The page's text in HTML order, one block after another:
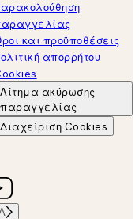
και προϋποθέσεις
απορρήτου
Αίτημα ακύρωσης
παραγγελίας
Διαχείριση Cookies